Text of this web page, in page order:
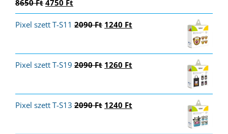
Értékelés:
8650Ft Original
price
was:
4750 Ft
price
is:
Pixel szett T-S11 2090Ft Original
1240 Ft
Pixel szett T-S19 2090Ft Original
1260 Ft
Pixel szett T-S13 2090Ft Original
1240 Ft